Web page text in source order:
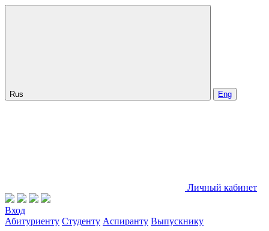
Rus Eng
Личный кабинет
Вход
Абитуриенту Студенту Аспиранту Выпускнику